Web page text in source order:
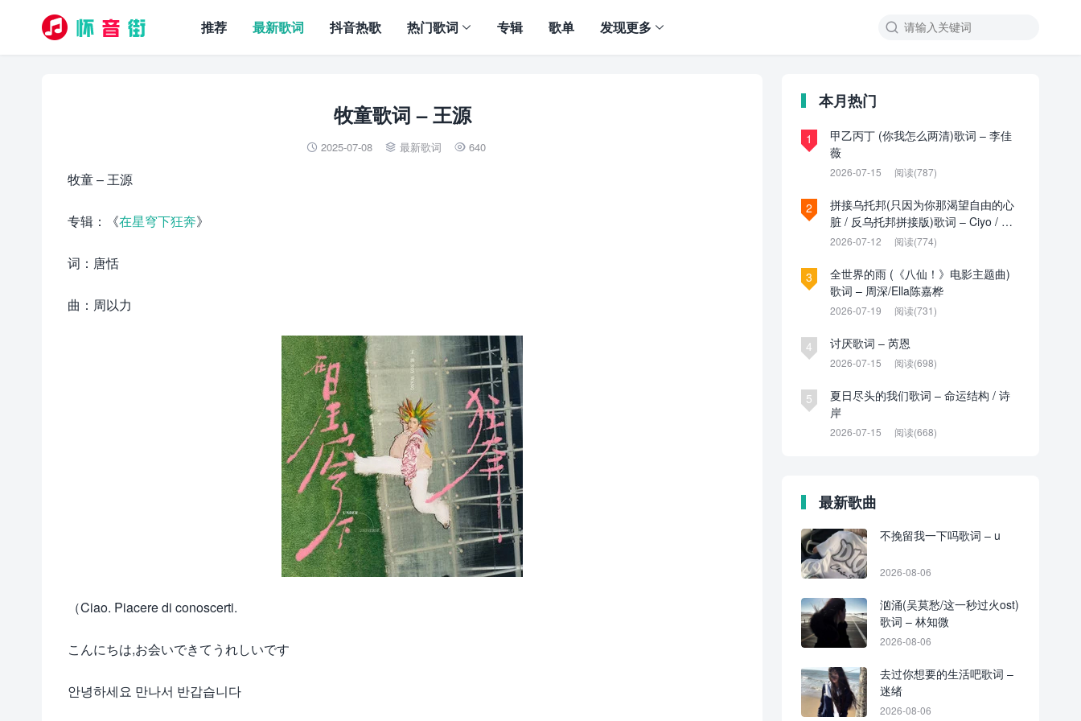

推荐 最新歌词 抖音热歌 热门歌词 专辑 歌单 发现更多
牧童歌词 – 王源
 2025-07-08  最新歌词  640
牧童 – 王源
专辑：《在星穹下狂奔》
词：唐恬
曲：周以力
（Ciao. Piacere di conoscerti.
こんにちは,お会いできてうれしいです
안녕하세요 만나서 반갑습니다
本月热门
1
甲乙丙丁 (你我怎么两清)歌词 – 李佳
薇
2026-07-15 阅读(787)
2
拼接乌托邦(只因为你那渴望自由的心
脏 / 反乌托邦拼接版)歌词 – Ciyo / 见
过夏天P / 乌托邦P
2026-07-12 阅读(774)
3
全世界的雨 (《八仙！》电影主题曲)
歌词 – 周深/Ella陈嘉桦
2026-07-19 阅读(731)
4 讨厌歌词 – 芮恩
2026-07-15 阅读(698)
5
夏日尽头的我们歌词 – 命运结构 / 诗
岸
2026-07-15 阅读(668)
最新歌曲
不挽留我一下吗歌词 – u
2026-08-06
汹涌(吴莫愁/这一秒过火ost)
歌词 – 林知微
2026-08-06
去过你想要的生活吧歌词 –
迷绪
2026-08-06